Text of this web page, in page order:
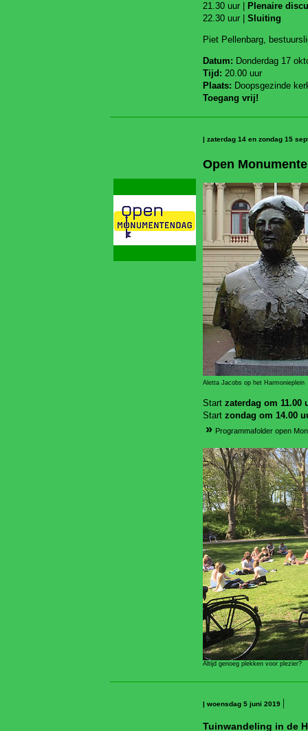
21.30 uur |
Plenaire
22.30 uur | Sluiting
Piet Pellenbarg,
Datum: Donderdag 17
Tijd: 20.00 uur
Plaats: Doopsgezinde
Toegang vrij!
| zaterdag 14 en zondag 15
Open
Aletta Jacobs op het Harmonieplein
Start zaterdag om 11.00
Start zondag om 14.00
» Programmafolder open
Altijd genoeg plekken voor plezier?
| woensdag 5 juni 2019 |
Tuinwandeling in de